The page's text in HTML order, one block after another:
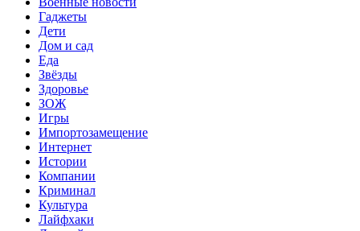
Гаджеты
Дети
Дом и сад
Еда
Звёзды
Здоровье
ЗОЖ
Игры
Импортозамещение
Интернет
Истории
Компании
Криминал
Культура
Лайфхаки